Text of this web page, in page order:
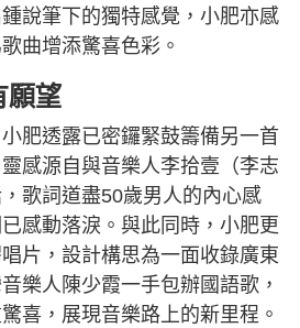
說筆下的獨特感覺，小肥亦感
曲增添驚喜色彩。
願望
肥透露已密鑼緊鼓籌備另一首
感源自與音樂人李拾壹（李志
歌詞道盡50歲男人的內心感
感動落淚。與此同時，小肥更
片，設計構思為一面收錄廣東
樂人陳少霞一手包辦國語歌，
喜，展現音樂路上的新里程。